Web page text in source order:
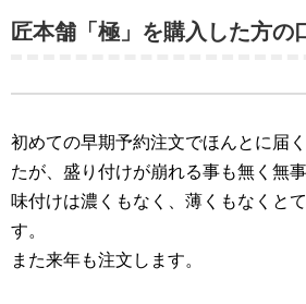
匠本舗「極」を購入した方の
初めての早期予約注文でほんとに届
たが、盛り付けが崩れる事も無く無事
味付けは濃くもなく、薄くもなくと
す。
また来年も注文します。